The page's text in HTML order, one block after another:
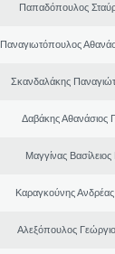
Παπαδόπουλος
Παναγιωτόπουλος
Σκανδαλάκης
Δαβάκης Αθανάσιος
Μαγγίνας
Καραγκούνης Ανδρέας
Αλεξόπουλος